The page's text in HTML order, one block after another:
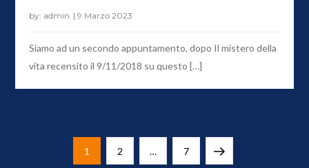
by: admin
Siamo ad un secondo appuntamento, dopo Il mistero della
vita recensito il 9/11/2018 su questo […]
Navigazione
Page
1 Page
2 … Page
7 Next